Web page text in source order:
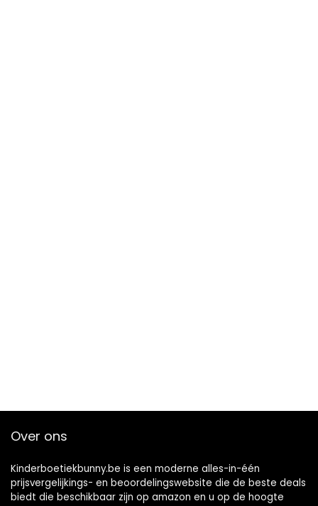
Over ons
Kinderboetiekbunny.be is een moderne alles-in-één
prijsvergelijkings- en beoordelingswebsite die de beste deals
biedt die beschikbaar zijn op amazon en u op de hoogte